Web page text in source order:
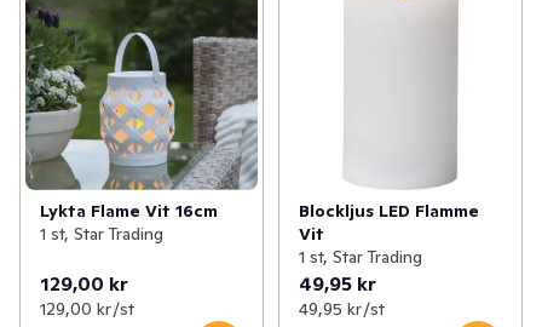
Lykta Flame Vit 16cm
1 st, Star Trading
129,00 kr
129,00 kr /st
Blockljus LED Flamme
Vit
1 st, Star Trading
49,95 kr
49,95 kr /st